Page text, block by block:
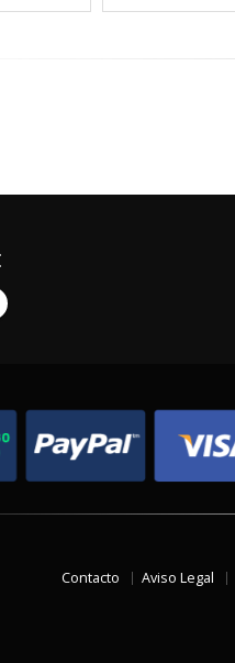
Contacto Aviso Legal